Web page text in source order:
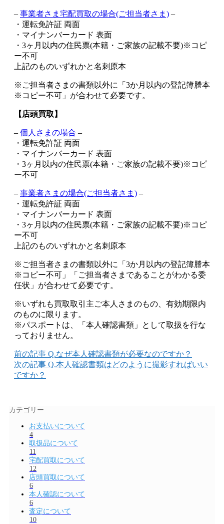
カテゴリー
お支払いについて
4
取扱品について
11
宅配買取について
12
店頭買取について
6
本人確認について
6
査定について
10
– 事業者さま宅配買取の場合(ご担当者さま) –
・運転免許証 両面
・マイナンバーカード 表面
・3ヶ月以内の住民票(本籍・ご家族の記載不要)※コピ
ー不可
上記のものいずれかと名刺原本
※ご担当者さまの書類以外に「3か月以内の登記簿謄本
※コピー不可」が合わせて必要です。
【店頭買取】
– 個人さまの場合 –
・運転免許証 両面
・マイナンバーカード 表面
・3ヶ月以内の住民票(本籍・ご家族の記載不要)※コピ
ー不可
– 事業者さまの場合(ご担当者さま) –
・運転免許証 両面
・マイナンバーカード 表面
・3ヶ月以内の住民票(本籍・ご家族の記載不要)※コピ
ー不可
上記のものいずれかと名刺原本
※ご担当者さまの書類以外に「3か月以内の登記簿謄本
※コピー不可」「ご担当者さまであることがわかる委
任状」が合わせて必要です。
※いずれも買取取引主ご本人さまのもの、有効期限内
のものに限ります。
※パスポートは、「本人確認書類」として取扱を行な
っておりません。
前の記事 Q.なぜ本人確認書類が必要なのですか？
次の記事 Q.本人確認書類はどのように撮影すればいい
ですか？